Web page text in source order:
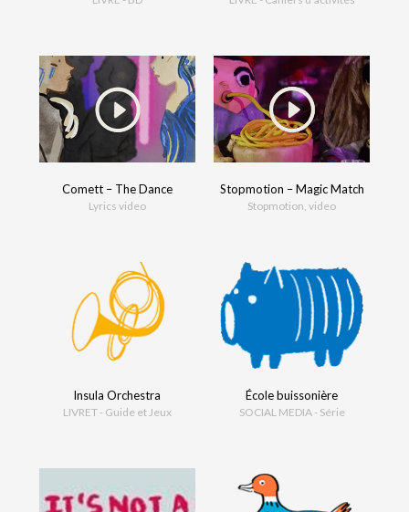
Comett – The Dance
Lyrics video
Stopmotion – Magic Match
Stopmotion, video
Insula Orchestra
LIVRET - Guide et Jeux
École buissonière
SOCIAL MEDIA - Série